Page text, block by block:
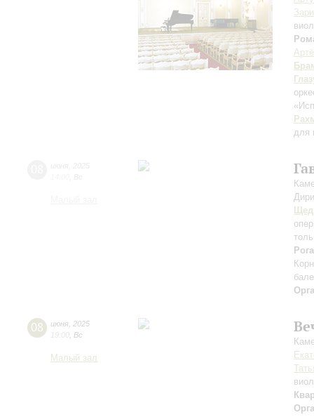
для
08 июня 2025
19:00 Вс
Малый зал